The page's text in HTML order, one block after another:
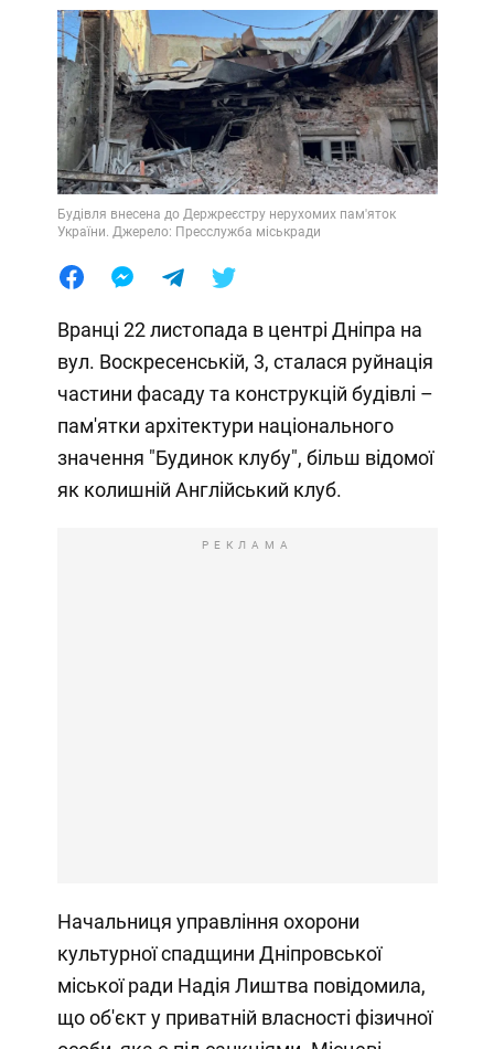
Будівля внесена до Держреєстру нерухомих пам'яток
України. Джерело: Пресслужба міськради
Вранці 22 листопада в центрі Дніпра на
вул. Воскресенській, 3, сталася руйнація
частини фасаду та конструкцій будівлі –
пам'ятки архітектури національного
значення "Будинок клубу", більш відомої
як колишній Англійський клуб.
РЕКЛАМА
Начальниця управління охорони
культурної спадщини Дніпровської
міської ради Надія Лиштва повідомила,
що об'єкт у приватній власності фізичної